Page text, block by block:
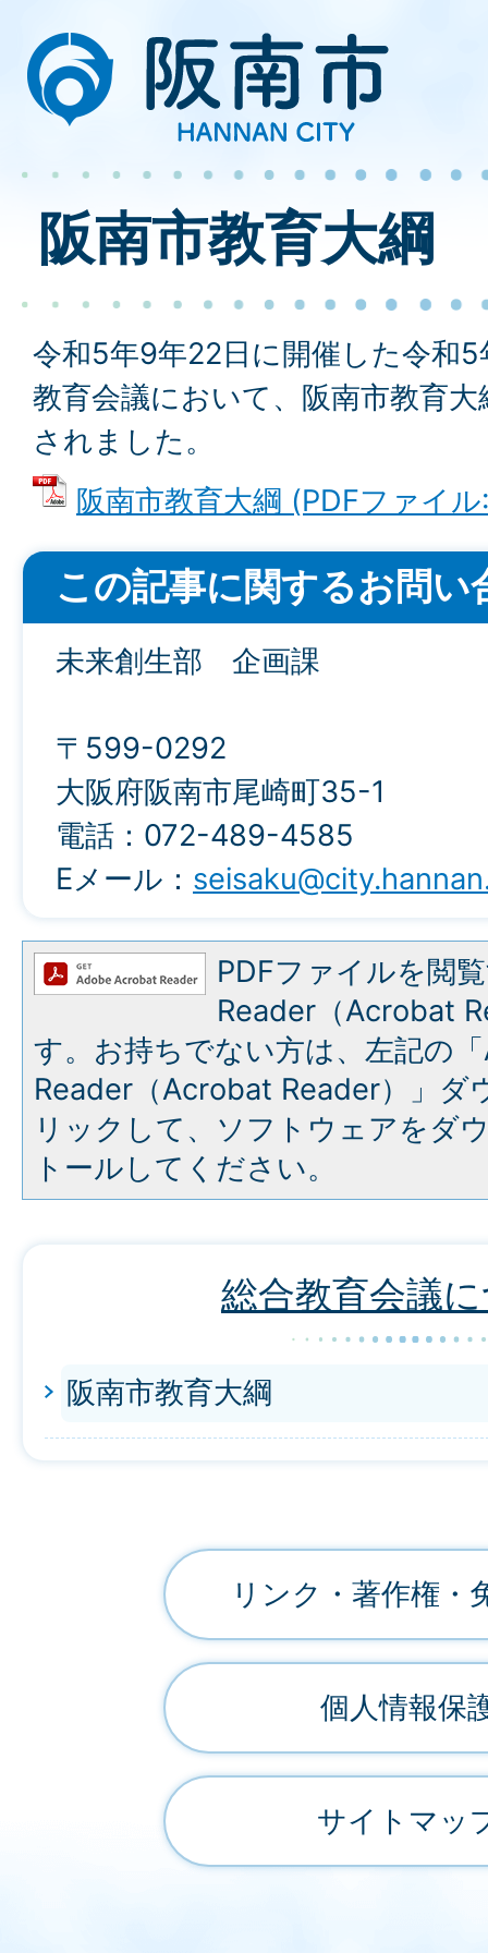
阪南市教育大綱
令和5年9年22日に開催した令和
教育会議において、阪南市教育
されました。
阪南市教育大綱 (PDFファイ
この記事に関するお問い
未来創生部 企画課
〒599-0292
大阪府阪南市尾崎町35-1
電話：072-489-4585
Eメール：
PDFファイルを閲
Reader（Acrobat
す。お持ちでない方は、左記の
Reader（Acrobat Reader）」ダ
リックして、ソフトウェアをダ
トールしてください。
総合教育会議
阪南市教育大綱
リンク・著作権・
個人情報保
サイトマッ